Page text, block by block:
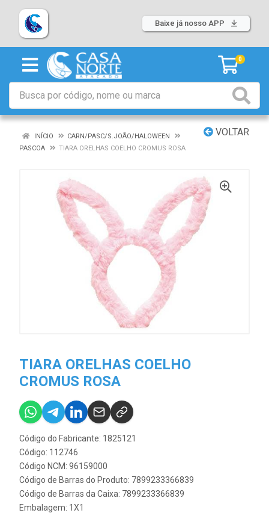
Baixe já nosso APP
0
VOLTAR
INÍCIO
CARN/PASC/S.JOÃO/HALOWEEN
PASCOA
TIARA ORELHAS COELHO CROMUS ROSA
TIARA ORELHAS COELHO
CROMUS ROSA
Código do Fabricante: 1825121
Código: 112746
Código NCM: 96159000
Código de Barras do Produto: 7899233366839
Código de Barras da Caixa: 7899233366839
Embalagem: 1X1